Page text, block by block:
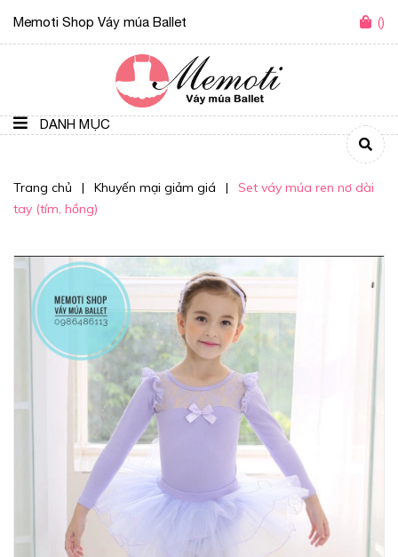
Memoti Shop Váy múa Ballet ()
DANH MỤC
Trang chủ | Khuyến mại giảm giá |
Set váy múa ren nơ dài
tay (tím, hồng)